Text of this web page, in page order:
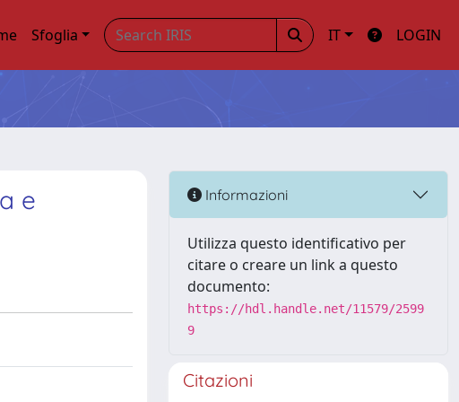
Sfoglia IT LOGIN
e
Informazioni
Utilizza questo identificativo per
citare o creare un link a questo
documento:
https://hdl.handle.net/11579/2599
9
Citazioni